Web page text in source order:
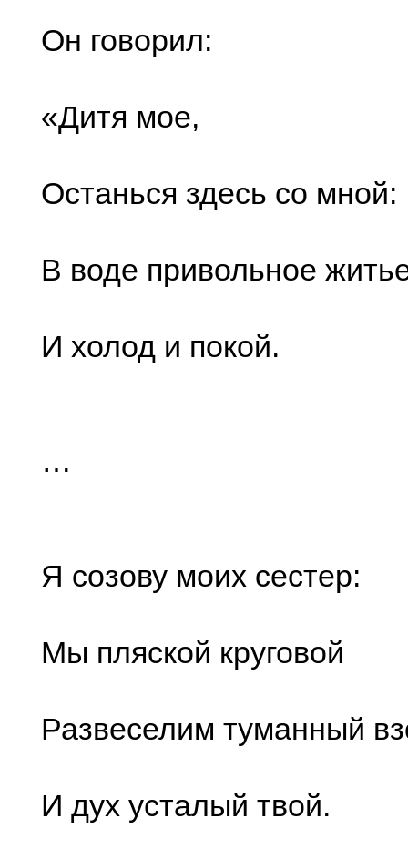
Он говорил:
«Дитя мое,
Останься здесь со мной:
В воде привольное
И холод и покой.
…
Я созову моих сестер:
Мы пляской круговой
Развеселим туманный
И дух усталый твой.